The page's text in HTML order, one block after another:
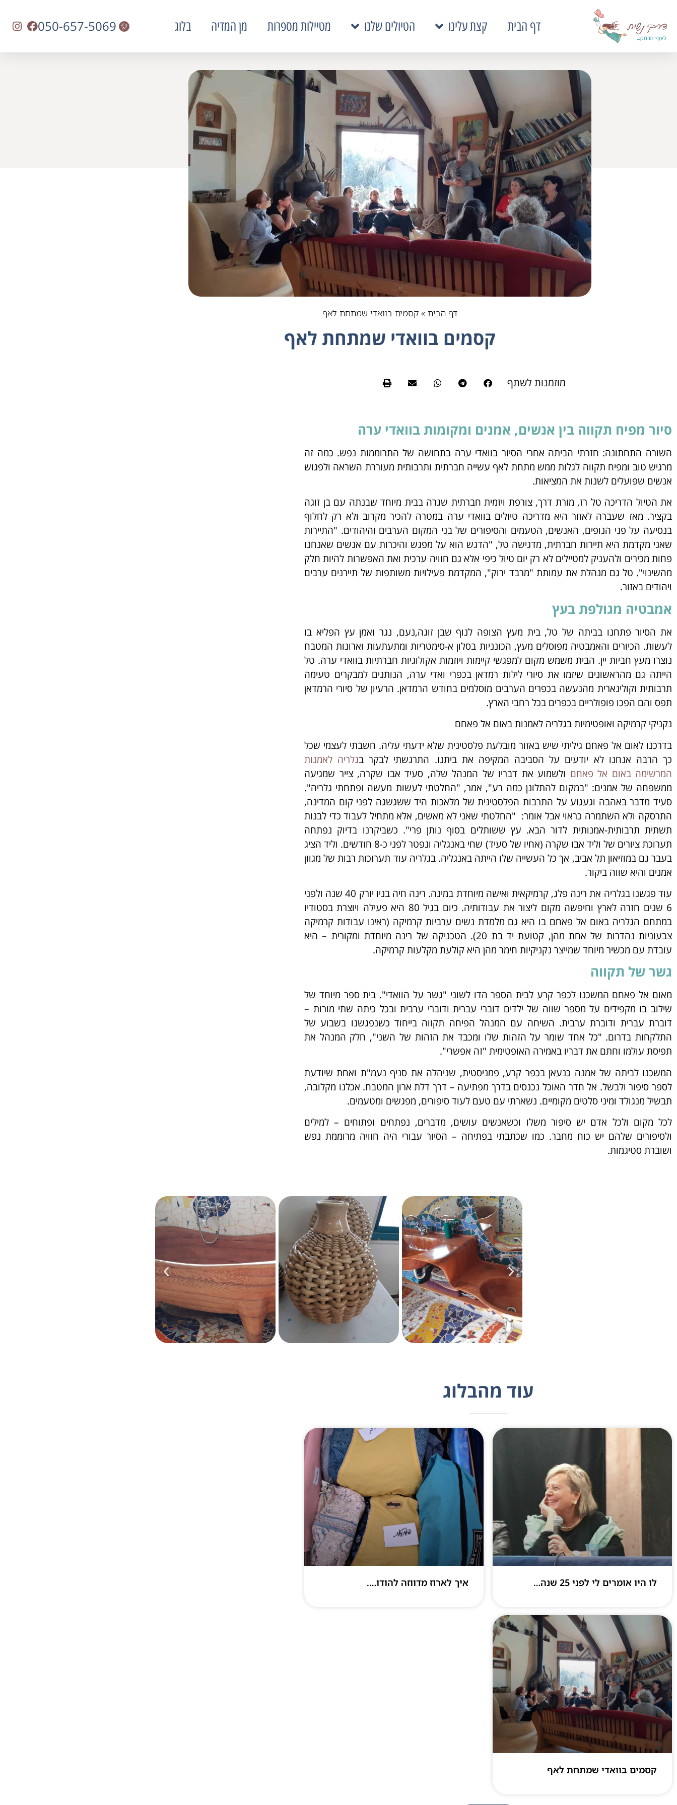
דף הבית קצת עלינו הטיולים שלנו מטיילות מספרות מן המדיה בלוג 050-657-5069
דף הבית » קסמים בוואדי שמתחת לאף
קסמים בוואדי שמתחת לאף
מוזמנות לשתף
סיור מפיח תקווה בין אנשים, אמנים ומקומות בוואדי ערה
השורה התחתונה: חזרתי הביתה אחרי הסיור בוואדי ערה בתחושה של התרוממות נפש. כמה זה
מרגיש טוב ומפיח תקווה לגלות ממש מתחת לאף עשייה חברתית ותרבותית מעוררת השראה ולפגוש
אנשים שפועלים לשנות את המציאות.
את הטיול הדריכה טל רז, מורת דרך, צורפת ויזמית חברתית שגרה בבית מיוחד שבנתה עם בן זוגה
בקציר. מאז שעברה לאזור היא מדריכה טיולים בוואדי ערה במטרה להכיר מקרוב ולא רק לחלוף
בנסיעה על פני הנופים, האנשים, הטעמים והסיפורים של בני המקום הערבים והיהודים. "התיירות
שאני מקדמת היא תיירות חברתית, מדגישה טל, "הדגש הוא על מפגש והיכרות עם אנשים שאנחנו
פחות מכירים ולהעניק למטיילים לא רק יום טיול כיפי אלא גם חוויה ערכית ואת האפשרות להיות חלק
מהשינוי". טל גם מנהלת את עמותת "מרבד ירוק", המקדמת פעילויות משותפות של תיירנים ערבים
ויהודים באזור.
אמבטיה מגולפת בעץ
את הסיור פתחנו בביתה של טל, בית מעץ הצופה לנוף שבן זוגה,נעם, נגר ואמן עץ הפליא בו
לעשות. הכיורים והאמבטיה מפוסלים מעץ, הכונניות בסלון א-סימטריות ומתעתעות וארונות המטבח
נוצרו מעץ חביות יין. הבית משמש מקום למפגשי קיימות ויוזמות אקולוגיות חברתיות בוואדי ערה. טל
הייתה גם מהראשונים שיזמו את סיורי לילות רמדאן בכפרי ואדי ערה, הנותנים למבקרים טעימה
תרבותית וקולינארית מהנעשה בכפרים הערבים מוסלמים בחודש הרמדאן. הרעיון של סיורי הרמדאן
תפס והם הפכו פופולריים בכפרים בכל רחבי הארץ.
נקניקי קרמיקה ואופטימיות בגלריה לאמנות באום אל פאחם
בדרכנו לאום אל פאחם גיליתי שיש באזור מובלעת פלסטינית שלא ידעתי עליה. חשבתי לעצמי שכל
כך הרבה אנחנו לא יודעים על הסביבה המקיפה את ביתנו. התרגשתי לבקר בגלריה לאמנות
המרשימה באום אל פאחם ולשמוע את דבריו של המנהל שלה, סעיד אבו שקרה, צייר שמגיעה
ממשפחה של אמנים: "במקום להתלונן כמה רע", אמר, "החלטתי לעשות מעשה ופתחתי גלריה".
סעיד מדבר באהבה וגעגוע על התרבות הפלסטינית של מלאכות היד ששגשגה לפני קום המדינה,
התרסקה ולא השתמרה כראוי אבל אומר: "החלטתי שאני לא מאשים, אלא מתחיל לעבוד כדי לבנות
תשתית תרבותית-אמנותית לדור הבא. עץ ששותלים בסוף נותן פרי". כשביקרנו בדיוק נפתחה
תערוכת ציורים של וליד אבו שקרה (אחיו של סעיד) שחי באנגליה ונפטר לפני כ-8 חודשים. וליד הציג
בעבר גם במוזיאון תל אביב, אך כל העשייה שלו הייתה באנגליה. בגלריה עוד תערוכות רבות של מגוון
אמנים והיא שווה ביקור.
עוד פגשנו בגלריה את רינה פלג, קרמיקאית ואישה מיוחדת במינה. רינה חיה בניו יורק 40 שנה ולפני
6 שנים חזרה לארץ וחיפשה מקום ליצור את עבודותיה. כיום בגיל 80 היא פעילה ויוצרת בסטודיו
במתחם הגלריה באום אל פאחם בו היא גם מלמדת נשים ערביות קרמיקה (ראינו עבודות קרמיקה
צבעוניות נהדרות של אחת מהן, קטועת יד בת 20). הטכניקה של רינה מיוחדת ומקורית – היא
עובדת עם מכשיר מיוחד שמייצר נקניקיות חימר מהן היא קולעת מקלעות קרמיקה.
גשר של תקווה
מאום אל פאחם המשכנו לכפר קרע לבית הספר הדו לשוני "גשר על הוואדי". בית ספר מיוחד של
שילוב בו מקפידים על מספר שווה של ילדים דוברי עברית ודוברי ערבית ובכל כיתה שתי מורות –
דוברת עברית ודוברת ערבית. השיחה עם המנהל הפיחה תקווה בייחוד כשנפגשנו בשבוע של
התלקחות בדרום. "כל אחד שומר על הזהות שלו ומכבד את הזהות של השני", חלק המנהל את
תפיסת עולמו וחתם את דבריו באמירה האופטימית "זה אפשרי".
המשכנו לביתה של אמנה כנעאןבכפר קרע, פמניסטית, שניהלה את סניף נעמ"ת ואחת שיודעת
לספר סיפור ולבשל. אל חדר האוכל נכנסים בדרך מפתיעה – דרך דלת ארון המטבח. אכלנו מקלובה,
תבשיל מנגולד ומיני סלטים מקומיים. נשארתי עם טעם לעוד סיפורים, מפגשים ומטעמים.
לכל מקום ולכל אדם יש סיפור משלו וכשאנשים עושים, מדברים, נפתחים ופתוחים – למילים
ולסיפורים שלהם יש כוח מחבר. כמו שכתבתי בפתיחה – הסיור עבורי היה חוויה מרוממת נפש
ושוברת סטיגמות.
עוד מהבלוג
לו היו אומרים לי לפני 25 שנה… איך לארוז מדווזה להודו….
קסמים בוואדי שמתחת לאף